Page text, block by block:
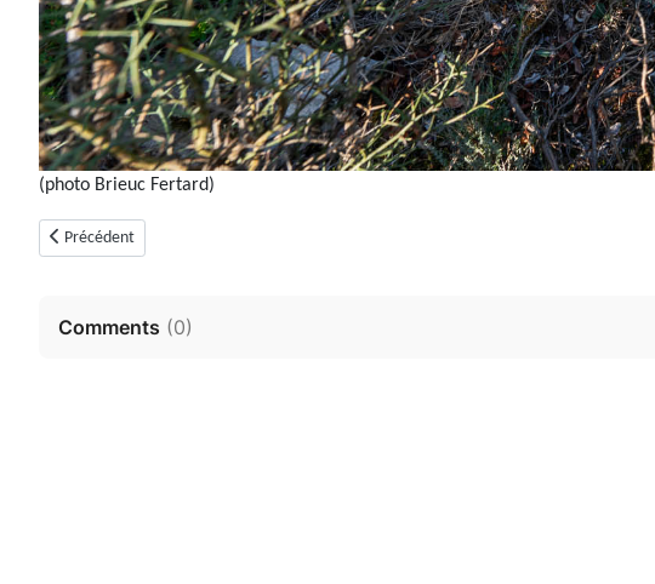
(photo Brieuc Fertard)
Article précédent : Dolmen de la Verdoline (Saint-Vallier-de-Thiey)
Précédent
Comments (0)